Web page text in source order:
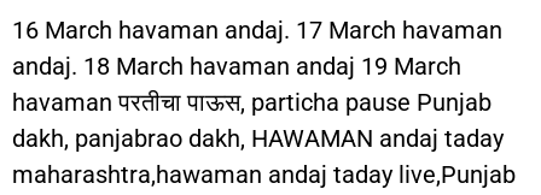
16 March havaman andaj. 17 March havaman
andaj. 18 March havaman andaj 19 March
havaman परतीचा पाऊस, particha pause Punjab
dakh, panjabrao dakh, HAWAMAN andaj taday
maharashtra,hawaman andaj taday live,Punjab